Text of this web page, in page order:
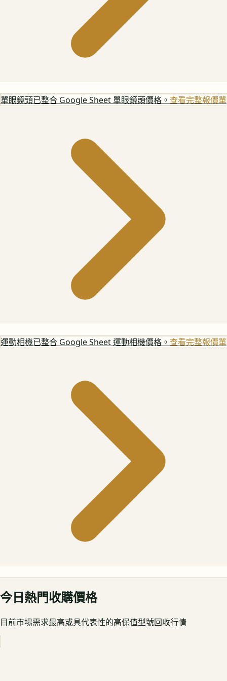
單眼鏡頭已整合 Google Sheet 單眼鏡頭價格。 查看完整報價單
運動相機已整合 Google Sheet 運動相機價格。 查看完整報價單
今日熱門收購價格
目前市場需求最高或具代表性的高保值型號回收行情